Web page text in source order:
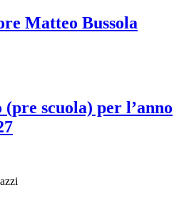
Matteo Bussola
scuola) per l’anno